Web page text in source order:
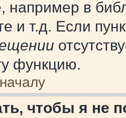
например в
и т.д. Если
функцию.
чтобы я не